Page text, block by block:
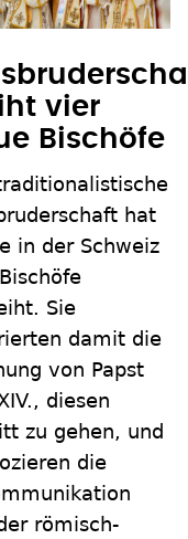
vier
Bischöfe
hat
in der Schweiz
Sie
damit die
von Papst
diesen
zu gehen, und
die
römisch-